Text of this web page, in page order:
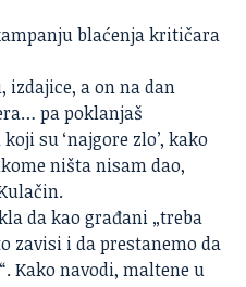
blaćenja kritičara
izdajice, a on na dan
pa poklanjaš
su ‘najgore zlo’, kako
ništa nisam dao,
da kao građani „treba
zavisi i da prestanemo da
Kako navodi, maltene u